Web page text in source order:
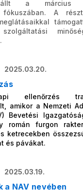
állt a március
fókuszában. A
2025.03.20.
ellenőrzés
amikor a Nemzeti
Bevetési
román furgon
ketrecekben
és pávákat.
2025.03.19.
a NAV nevében